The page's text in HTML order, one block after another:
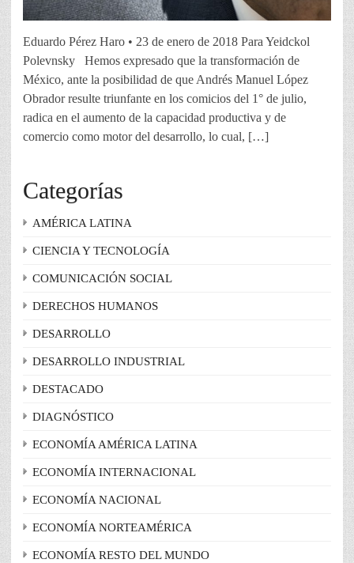
Eduardo Pérez Haro • 23 de enero de 2018 Para Yeidckol
Polevnsky Hemos expresado que la transformación de
México, ante la posibilidad de que Andrés Manuel López
Obrador resulte triunfante en los comicios del 1° de julio,
radica en el aumento de la capacidad productiva y de
comercio como motor del desarrollo, lo cual, […]
Categorías
AMÉRICA LATINA
CIENCIA Y TECNOLOGÍA
COMUNICACIÓN SOCIAL
DERECHOS HUMANOS
DESARROLLO
DESARROLLO INDUSTRIAL
DESTACADO
DIAGNÓSTICO
ECONOMÍA AMÉRICA LATINA
ECONOMÍA INTERNACIONAL
ECONOMÍA NACIONAL
ECONOMÍA NORTEAMÉRICA
ECONOMÍA RESTO DEL MUNDO